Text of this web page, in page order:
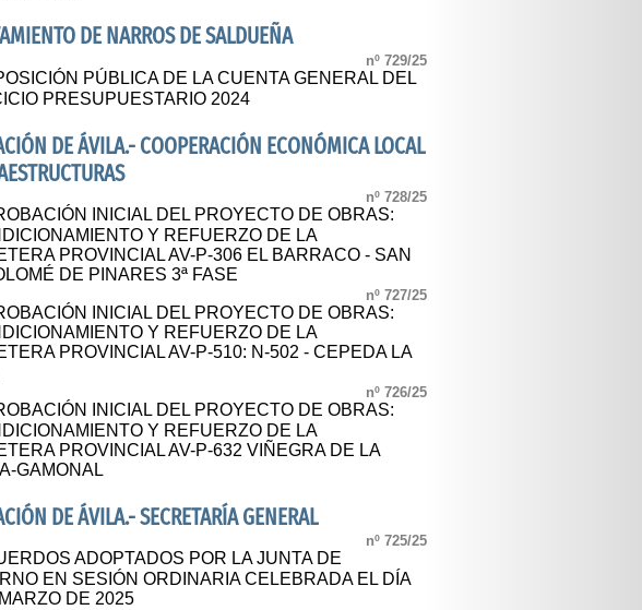
DE NARROS DE SALDUEÑA
nº 729/25
PÚBLICA DE LA CUENTA GENERAL DEL
PRESUPUESTARIO 2024
DE ÁVILA.- COOPERACIÓN ECONÓMICA LOCAL
nº 728/25
INICIAL DEL PROYECTO DE OBRAS:
Y REFUERZO DE LA
PROVINCIAL AV-P-306 EL BARRACO - SAN
DE PINARES 3ª FASE
nº 727/25
INICIAL DEL PROYECTO DE OBRAS:
Y REFUERZO DE LA
PROVINCIAL AV-P-510: N-502 - CEPEDA LA
nº 726/25
INICIAL DEL PROYECTO DE OBRAS:
Y REFUERZO DE LA
PROVINCIAL AV-P-632 VIÑEGRA DE LA
GAMONAL
DE ÁVILA.- SECRETARÍA GENERAL
nº 725/25
ADOPTADOS POR LA JUNTA DE
EN SESIÓN ORDINARIA CELEBRADA EL DÍA
DE 2025